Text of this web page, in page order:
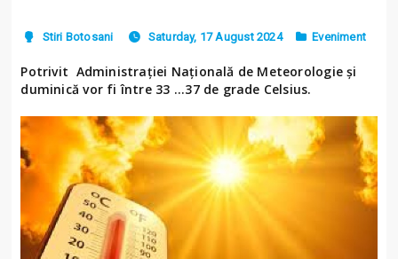
Stiri Botosani Saturday, 17 August 2024 Eveniment
Potrivit Administraţiei Naţională de Meteorologie și
duminică vor fi între 33 ...37 de grade Celsius.